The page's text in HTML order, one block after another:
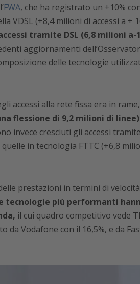
FWA, che ha registrato un +10%
VDSL (+8,4 milioni di accessi a +
tramite DSL (6,8 milioni a-
aggiornamenti
delle tecnologie
accessi alla rete fissa era in rame,
flessione di 9,2 milioni di
invece cresciuti gli accessi
in tecnologia FTTC (+6,8
prestazioni in termini di
tecnologie più performanti
il cui quadro competitivo vede
Vodafone con il 16,5%, e da